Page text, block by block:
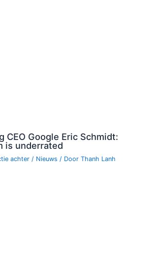
CEO Google Eric Schmidt:
is underrated
achter / Nieuws / DoorThanh Lanh